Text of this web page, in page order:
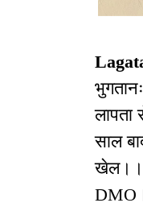
साल
खेल।।